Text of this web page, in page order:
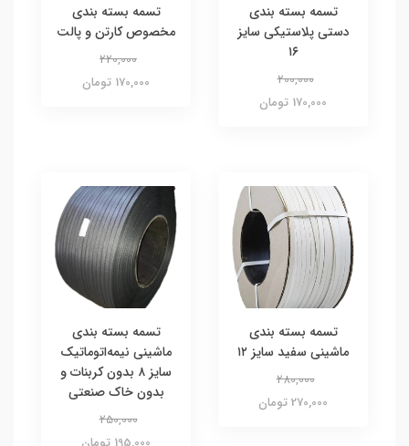
تسمه بسته بندی
دستی پلاستیکی سایز
۱۶
200,000
170,000 تومان
تسمه بسته بندی
مخصوص کارتن و پالت
220,000
170,000 تومان
تسمه بسته بندی
ماشینی سفید سایز ۱۲
280,000
270,000 تومان
تسمه بسته بندی
ماشینی نیمه‌اتوماتیک
سایز ۸ بدون کربنات و
بدون خاک صنعتی
250,000